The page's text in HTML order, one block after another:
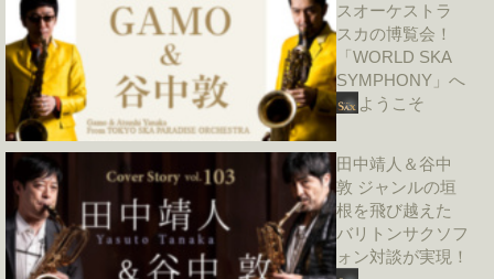
スオーケストラ
スカの博覧会！
「WORLD SKA
SYMPHONY」へ
ようこそ
田中靖人＆谷中
敦 ジャンルの垣
根を飛び越えた
バリトンサクソフ
ォン対談が実現！